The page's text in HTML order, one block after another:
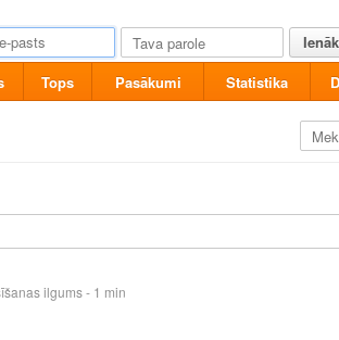
Tops Pasākumi Statistika
ilgums - 1 min